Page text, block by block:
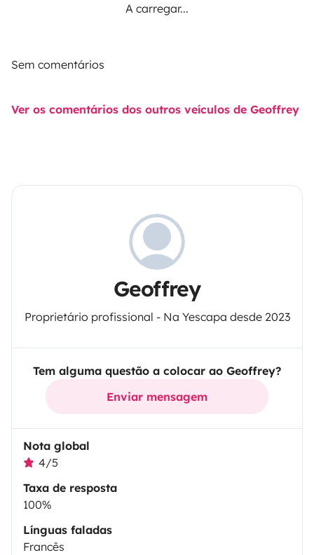
A carregar...
Sem comentários
Ver os comentários dos outros veículos de Geoffrey
Geoffrey
Proprietário profissional - Na Yescapa desde 2023
Tem alguma questão a colocar ao Geoffrey?
Enviar mensagem
Nota global
4/5
Taxa de resposta
100%
Línguas faladas
Francês